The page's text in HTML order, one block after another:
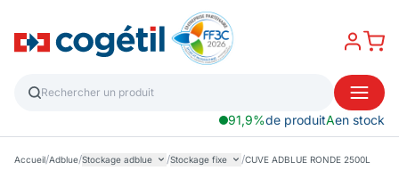
91,9%de produitAen stock
Accueil/Adblue/Stockage adblue /Stockage fixe /CUVE ADBLUE RONDE 2500L